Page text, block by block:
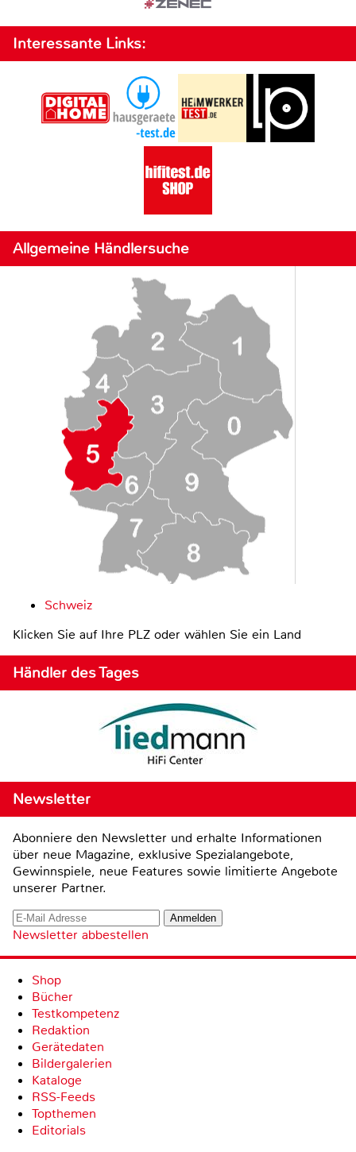
Interessante Links:
Allgemeine Händlersuche
Schweiz
Klicken Sie auf Ihre PLZ oder wählen Sie ein Land
Händler des Tages
Newsletter
Abonniere den Newsletter und erhalte Informationen
über neue Magazine, exklusive Spezialangebote,
Gewinnspiele, neue Features sowie limitierte Angebote
unserer Partner.
Newsletter abbestellen
Shop
Bücher
Testkompetenz
Redaktion
Gerätedaten
Bildergalerien
Kataloge
RSS-Feeds
Topthemen
Editorials